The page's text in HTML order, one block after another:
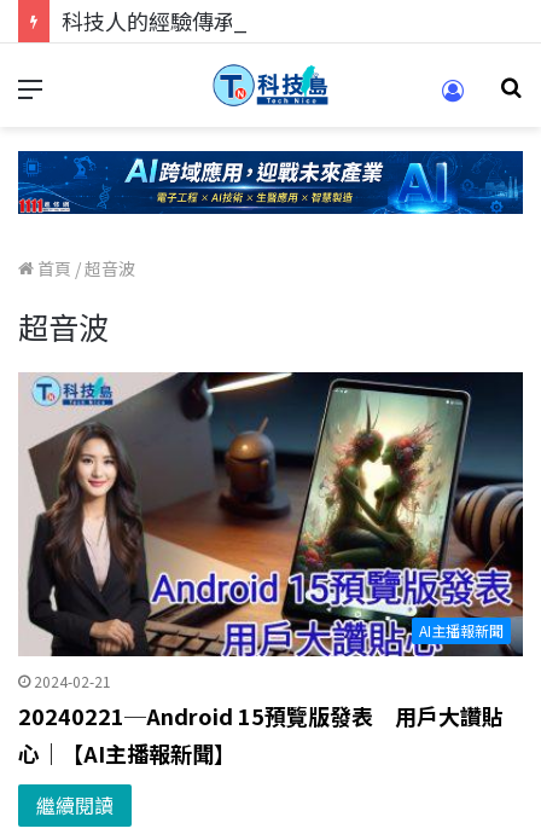
首頁 /超音波
超音波
AI主播報新聞
2024-02-21
20240221─Android 15預覽版發表 用戶大讚貼
心｜【AI主播報新聞】
繼續閱讀